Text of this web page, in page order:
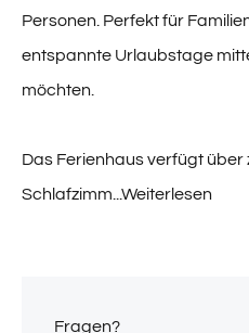
Personen. Perfekt für
entspannte Urlaubstage
möchten.
Das Ferienhaus verfügt
Schlafzimm ...Weiterlesen
Fragen?